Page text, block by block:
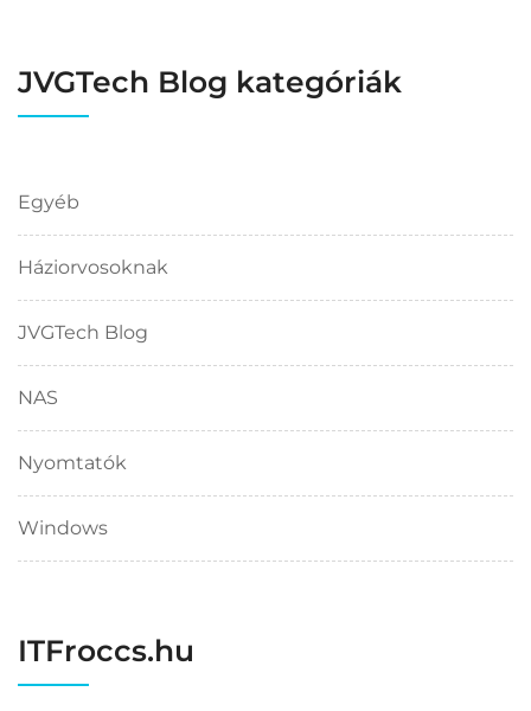
JVGTech Blog kategóriák
Egyéb
Háziorvosoknak
JVGTech Blog
NAS
Nyomtatók
Windows
ITFroccs.hu